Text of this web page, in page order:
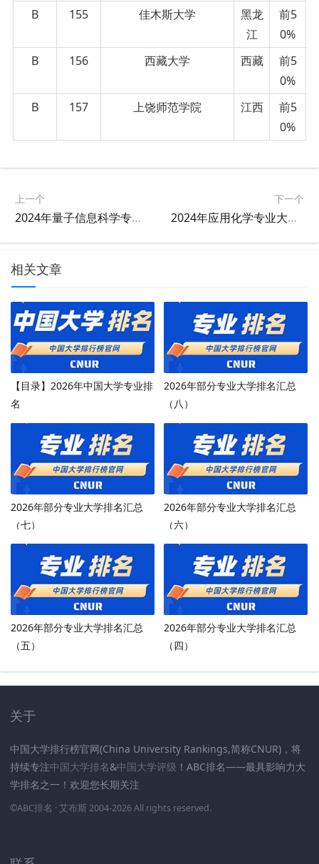
B
155 佳木斯大学
黑龙
江
前5
0%
B
156 西藏大学 西藏
前5
0%
B
157 上饶师范学院 江西
前5
0%
上一个
2024年量子信息科学专业大学排名及评级结果
下一个
2024年应用化学专业大学排名及评级结果
相关文章
【目录】2026年中国大学专业排
名
2026年部分专业大学排名汇总
（八）
2026年部分专业大学排名汇总
（七）
2026年部分专业大学排名汇总
（六）
2026年部分专业大学排名汇总
（五）
2026年部分专业大学排名汇总
（四）
关于
中国大学排行榜官网(China University Rankings,简称CNUR)，将
持续专注中国大学排名&中国大学评级 ！ABC排名——最具影响力大
学排名之一！欢迎您长期关注
©ABC排名 · 艾布斯 2004-2026 All rights reserved.